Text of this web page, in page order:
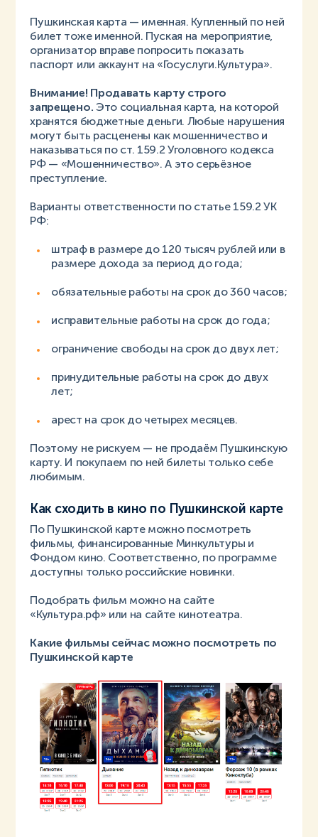
Пушкинская карта — именная. Купленный по ней
билет тоже именной. Пуская на мероприятие,
организатор вправе попросить показать
паспорт или аккаунт на «Госуслуги.Культура».
Внимание! Продавать карту строго
запрещено. Это социальная карта, на которой
хранятся бюджетные деньги. Любые нарушения
могут быть расценены как мошенничество и
наказываться по ст. 159.2 Уголовного кодекса
РФ — «Мошенничество». А это серьёзное
преступление.
Варианты ответственности по статье 159.2 УК
РФ:
штраф в размере до 120 тысяч рублей или в
размере дохода за период до года;
обязательные работы на срок до 360 часов;
исправительные работы на срок до года;
ограничение свободы на срок до двух лет;
принудительные работы на срок до двух
лет;
арест на срок до четырех месяцев.
Поэтому не рискуем — не продаём Пушкинскую
карту. И покупаем по ней билеты только себе
любимым.
Как сходить в кино по Пушкинской карте
По Пушкинской карте можно посмотреть
фильмы, финансированные Минкультуры и
Фондом кино. Соответственно, по программе
доступны только российские новинки.
Подобрать фильм можно на сайте
«Культура.рф» или на сайте кинотеатра.
Какие фильмы сейчас можно посмотреть по
Пушкинской карте